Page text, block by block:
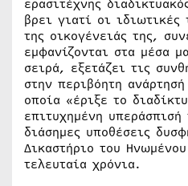
ερασιτέχνης
βρει γιατί οι ιδιωτικές
της οικογένειάς της,
εμφανίζονται στα μέσα
σειρά, εξετάζει τις
στην περιβόητη
οποία «έριξε το
επιτυχημένη
διάσημες υποθέσεις
Δικαστήριο του
τελευταία χρόνια.